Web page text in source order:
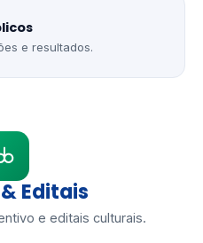
e resultados.
Editais
e editais culturais.